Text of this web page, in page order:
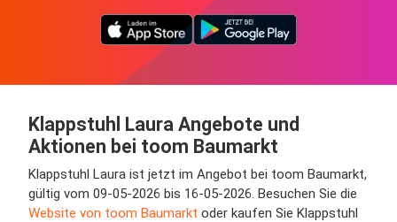
Klappstuhl Laura Angebote und
Aktionen bei toom Baumarkt
Klappstuhl Laura ist jetzt im Angebot bei toom Baumarkt,
gültig vom 09-05-2026 bis 16-05-2026. Besuchen Sie die
Website von toom Baumarkt oder kaufen Sie Klappstuhl